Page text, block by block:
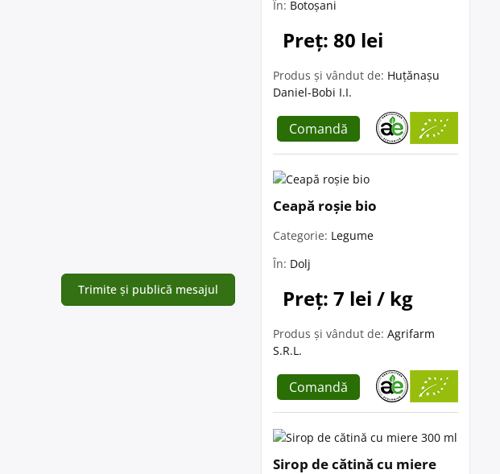
În: Botoșani
Preț: 80 lei
Produs și vândut de: Huțănașu
Daniel-Bobi I.I.
Comandă
Ceapă roșie bio
Categorie: Legume
În: Dolj
Preț: 7 lei / kg
Produs și vândut de: Agrifarm
S.R.L.
Comandă
Sirop de cătină cu miere